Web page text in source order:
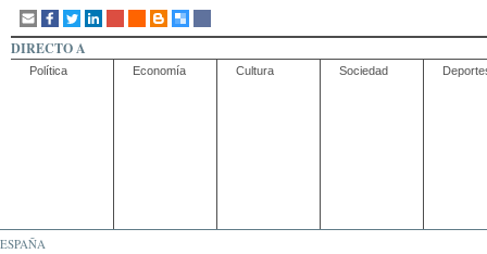
DIRECTO A
Política Economía Cultura Sociedad
ESPAÑA